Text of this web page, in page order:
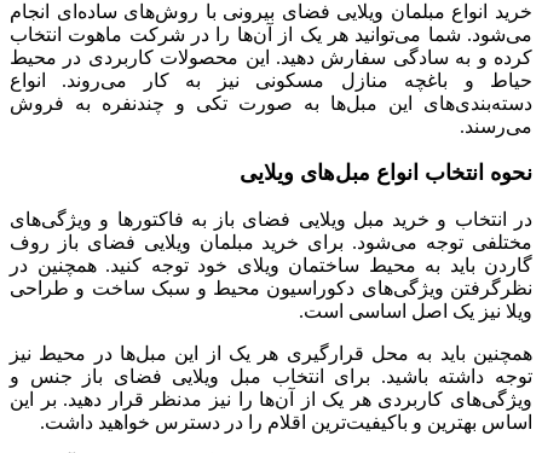
خرید انواع مبلمان ویلایی فضای بیرونی با روش‌های ساده‌ای انجام
می‌شود. شما می‌توانید هر یک از آن‌ها را در شرکت ماهوت انتخاب
کرده و به‌ سادگی سفارش دهید. این محصولات کاربردی در محیط
حیاط و باغچه منازل مسکونی نیز به کار می‌روند. انواع
دسته‌بندی‌های این مبل‌ها به ‌صورت تکی و چندنفره به فروش
می‌رسند.
نحوه انتخاب انواع مبل‌های ویلایی
در انتخاب و خرید مبل ویلایی فضای باز به فاکتورها و ویژگی‌های
مختلفی توجه می‌شود. برای خرید مبلمان ویلایی فضای باز روف
گاردن باید به محیط ساختمان ویلای خود توجه کنید. همچنین در
نظرگرفتن ویژگی‌های دکوراسیون محیط و سبک ساخت و طراحی
ویلا نیز یک اصل اساسی است.
همچنین باید به محل قرارگیری هر یک از این مبل‌ها در محیط نیز
توجه داشته باشید. برای انتخاب مبل ویلایی فضای باز جنس و
ویژگی‌های کاربردی هر یک از آن‌ها را نیز مدنظر قرار دهید. بر این
‌اساس بهترین و باکیفیت‌ترین اقلام را در دسترس خواهید داشت.